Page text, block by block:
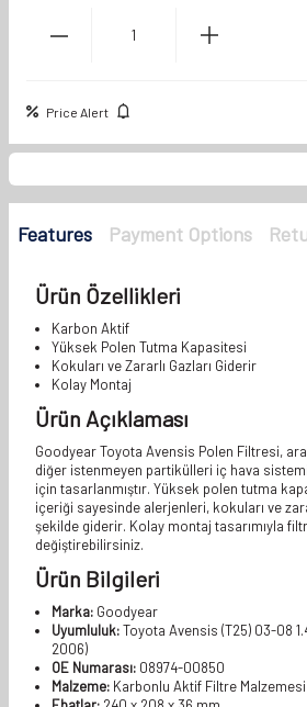
Price Alert
Features Payment Options
Ürün Özellikleri
Karbon Aktif
Yüksek Polen Tutma Kapasitesi
Kokuları ve Zararlı Gazları Giderir
Kolay Montaj
Ürün Açıklaması
Goodyear Toyota Avensis Polen Filtresi,
diğer istenmeyen partikülleri iç hava
için tasarlanmıştır. Yüksek polen tutma
içeriği sayesinde alerjenleri, kokuları ve
şekilde giderir. Kolay montaj tasarımıyla
değiştirebilirsiniz.
Ürün Bilgileri
Marka: Goodyear
Uyumluluk:Toyota Avensis (T25) 03-08
2006)
OE Numarası: 08974-00850
Malzeme: Karbonlu Aktif Filtre Malzemesi